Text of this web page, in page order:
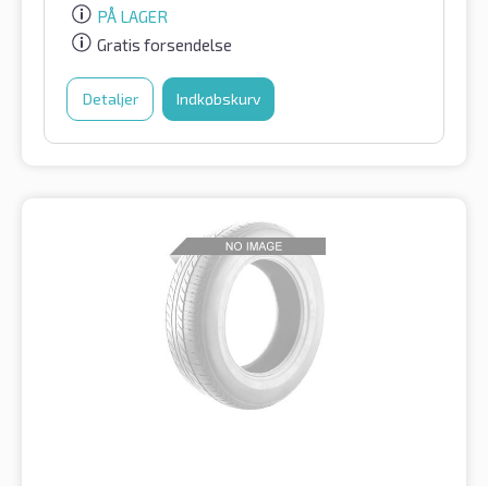
PÅ LAGER
Gratis forsendelse
Detaljer Indkøbskurv